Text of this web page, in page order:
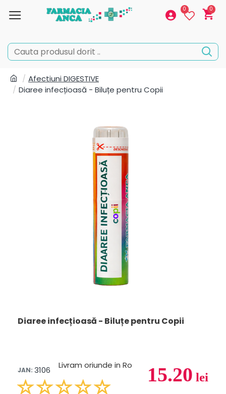
0 0
Afectiuni DIGESTIVE
Diaree infecțioasă - Biluțe pentru Copii
Diaree infecțioasă - Biluțe pentru Copii
15.20 lei
JAN: 3106 Livram oriunde in Ro